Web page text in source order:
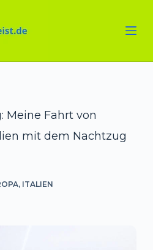
Meine Fahrt von
mit dem Nachtzug
, ITALIEN